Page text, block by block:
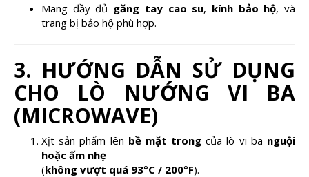
Mang đầy đủ găng tay cao su, kính bảo hộ, và
trang bị bảo hộ phù hợp.
3. HƯỚNG DẪN SỬ DỤNG
CHO LÒ NƯỚNG VI BA
(MICROWAVE)
Xịt sản phẩm lên bề mặt trong của lò vi ba nguội
hoặc ấm nhẹ
(không vượt quá 93°C / 200°F).